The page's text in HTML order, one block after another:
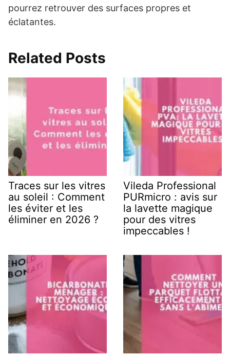
pourrez retrouver des surfaces propres et
éclatantes.
Related Posts
Traces sur les vitres
au soleil : Comment
les éviter et les
éliminer en 2026 ?
Vileda Professional
PURmicro : avis sur
la lavette magique
pour des vitres
impeccables !